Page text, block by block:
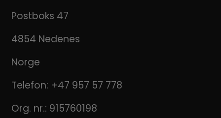
Postboks 47
4854 Nedenes
Norge
Telefon: +47 957 57 778
Org. nr.: 915760198